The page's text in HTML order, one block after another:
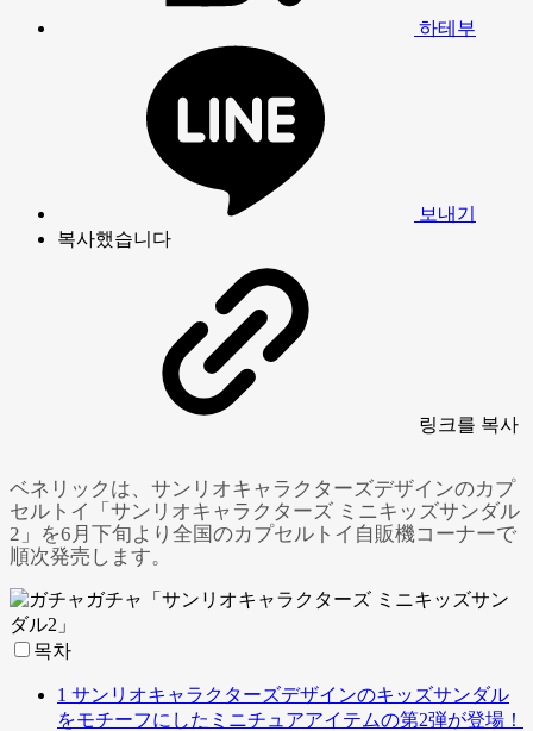
하테부
보내기
복사했습니다
링크를 복사
Powered by GliaStudios
ベネリックは、サンリオキャラクターズデザインのカプ
セルトイ「サンリオキャラクターズ ミニキッズサンダル
2」を6月下旬より全国のカプセルトイ自販機コーナーで
順次発売します。
목차
1 サンリオキャラクターズデザインのキッズサンダル
をモチーフにしたミニチュアアイテムの第2弾が登場！